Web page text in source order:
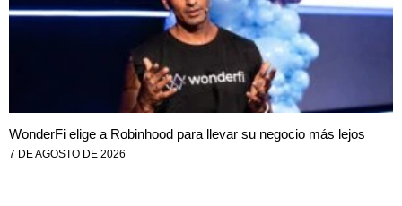
WonderFi elige a Robinhood para llevar su negocio más lejos
7 DE AGOSTO DE 2026